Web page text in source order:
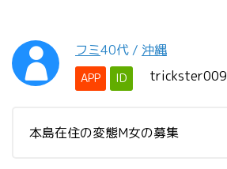
フミ40代 / 沖縄
APP ID trickster009
本島在住の変態M女の募集